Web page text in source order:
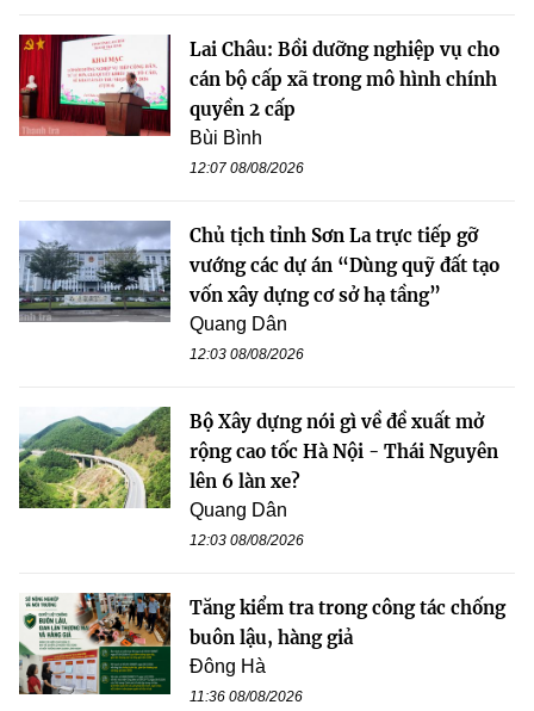
Lai Châu: Bồi dưỡng nghiệp vụ cho
cán bộ cấp xã trong mô hình chính
quyền 2 cấp
Bùi Bình
12:07 08/08/2026
Chủ tịch tỉnh Sơn La trực tiếp gỡ
vướng các dự án “Dùng quỹ đất tạo
vốn xây dựng cơ sở hạ tầng”
Quang Dân
12:03 08/08/2026
Bộ Xây dựng nói gì về đề xuất mở
rộng cao tốc Hà Nội - Thái Nguyên
lên 6 làn xe?
Quang Dân
12:03 08/08/2026
Tăng kiểm tra trong công tác chống
buôn lậu, hàng giả
Đông Hà
11:36 08/08/2026